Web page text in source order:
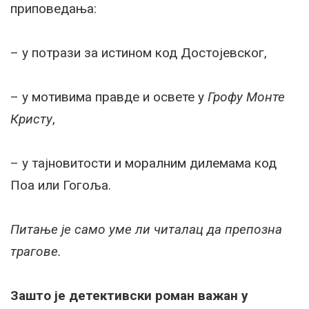
приповедања:
– у потрази за истином код Достојевског,
– у мотивима правде и освете у Грофу Монте
Кристу,
– у тајновитости и моралним дилемама код
Поа или Гогоља.
Питање је само уме ли читалац да препозна
трагове.
Зашто је детективски роман важан у